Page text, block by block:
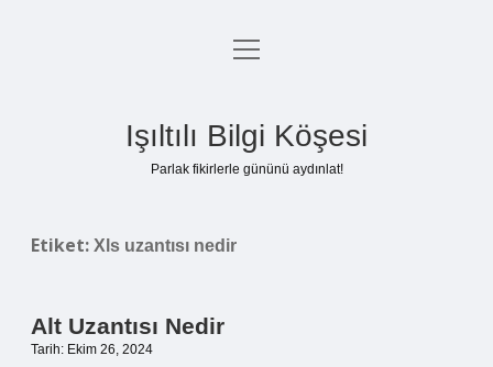
Anasayfa
Yasal Uyarı
menüyü
Işıltılı Bilgi Köşesi
Parlak fikirlerle gününü aydınlat!
Etiket: Xls uzantısı nedir
Alt Uzantısı Nedir
Tarih: Ekim 26, 2024